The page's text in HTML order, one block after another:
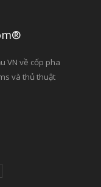
VN về cốp pha
và thủ thuật